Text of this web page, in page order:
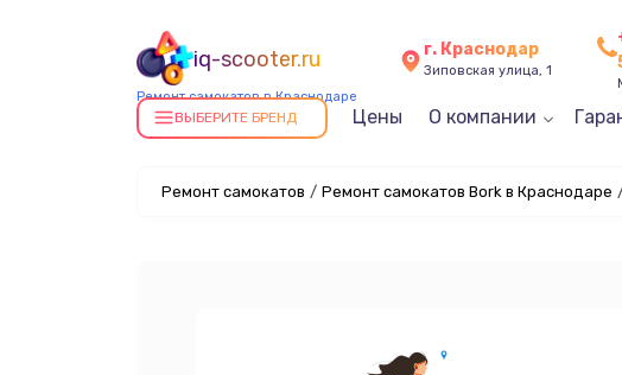
iq-scooter.ru
Ремонт самокатов в Краснодаре
г. Краснодар
Зиповская улица, 1
ВЫБЕРИТЕ БРЕНД Цены О компании
Ремонт самокатов / Ремонт самокатов Bork в Краснодаре